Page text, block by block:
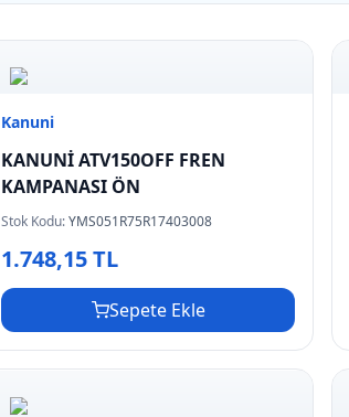
Kanuni
KANUNİ ATV150OFF FREN
KAMPANASI ÖN
Stok Kodu:YMS051R75R17403008
1.748,15 TL
Sepete Ekle